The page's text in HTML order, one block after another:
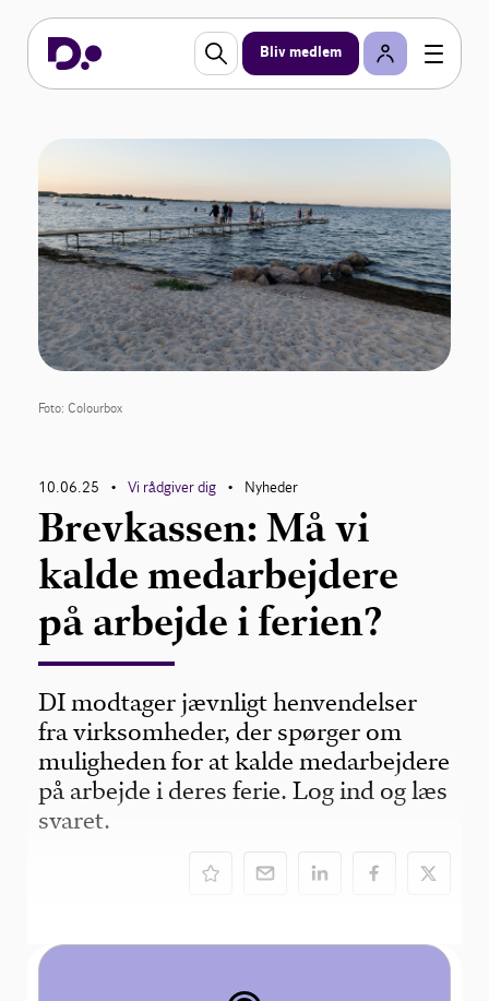
Bliv medlem
Foto: Colourbox
10.06.25 • Vi rådgiver dig • Nyheder
Brevkassen: Må vi
kalde medarbejdere
på arbejde i ferien?
DI modtager jævnligt henvendelser
fra virksomheder, der spørger om
muligheden for at kalde medarbejdere
på arbejde i deres ferie. Log ind og læs
svaret.